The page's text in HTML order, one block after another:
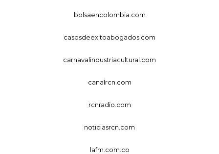
bolsaencolombia.com
casosdeexitoabogados.com
carnavalindustriacultural.com
canalrcn.com
rcnradio.com
noticiasrcn.com
lafm.com.co